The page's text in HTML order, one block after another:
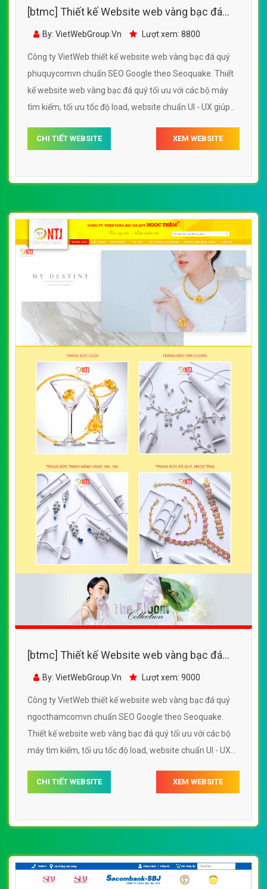
[btmc] Thiết kế Website web vàng bạc đá
quý - phuquycomvn
By: VietWebGroup.Vn Lượt xem: 8800
Công ty VietWeb thiết kế website web vàng bạc đá quý
phuquycomvn chuẩn SEO Google theo Seoquake. Thiết
kế website web vàng bạc đá quý tối ưu với các bộ máy
tìm kiếm, tối ưu tốc độ load, website chuẩn UI - UX giúp
đá quý phuquycomvn
CHI TIẾT WEBSITE XEM WEBSITE
[btmc] Thiết kế Website web vàng bạc đá
quý - ngocthamcomvn
By: VietWebGroup.Vn Lượt xem: 9000
Công ty VietWeb thiết kế website web vàng bạc đá quý
ngocthamcomvn chuẩn SEO Google theo Seoquake.
Thiết kế website web vàng bạc đá quý tối ưu với các bộ
máy tìm kiếm, tối ưu tốc độ load, website chuẩn UI - UX
bạc đá quý ngocthamcomvn
CHI TIẾT WEBSITE XEM WEBSITE